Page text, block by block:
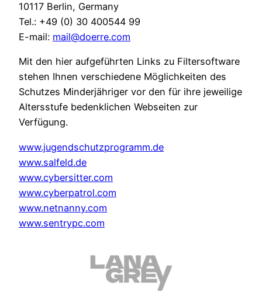
10117 Berlin, Germany
Tel.: +49 (0) 30 400544 99
E-mail: mail@doerre.com
Mit den hier aufgeführten Links zu Filtersoftware
stehen Ihnen verschiedene Möglichkeiten des
Schutzes Minderjähriger vor den für ihre jeweilige
Altersstufe bedenklichen Webseiten zur
Verfügung.
www.jugendschutzprogramm.de
www.salfeld.de
www.cybersitter.com
www.cyberpatrol.com
www.netnanny.com
www.sentrypc.com